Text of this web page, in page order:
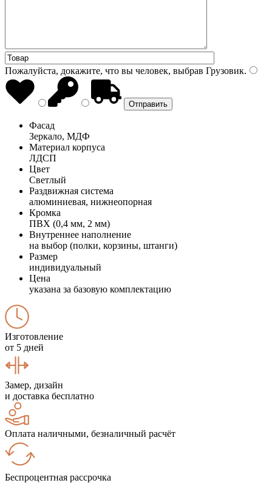
Пожалуйста, докажите, что вы человек, выбрав Грузовик.
Фасад
Зеркало, МДФ
Материал корпуса
ЛДСП
Цвет
Светлый
Раздвижная система
алюминиевая, нижнеопорная
Кромка
ПВХ (0,4 мм, 2 мм)
Внутреннее наполнение
на выбор (полки, корзины, штанги)
Размер
индивидуальный
Цена
указана за базовую комплектацию
Изготовление
от 5 дней
Замер, дизайн
и доставка бесплатно
Оплата наличными, безналичный расчёт
Беспроцентная рассрочка